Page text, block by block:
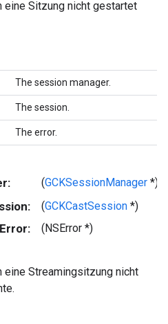
eine Sitzung nicht gestartet
The session manager.
The session.
The error.
(GCKSessionManager *)
(GCKCastSession *)
(NSError *)
eine Streamingsitzung nicht